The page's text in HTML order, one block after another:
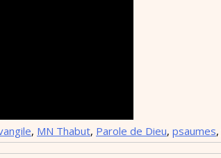
, MN Thabut, Parole de Dieu, psaumes,